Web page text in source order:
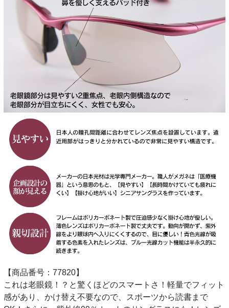
【商品番号：77820】
これは老眼鏡！？と驚くほどのスマートさ！軽量でフィット
感があり、かけ替え不要なので、スポーツから読書まで